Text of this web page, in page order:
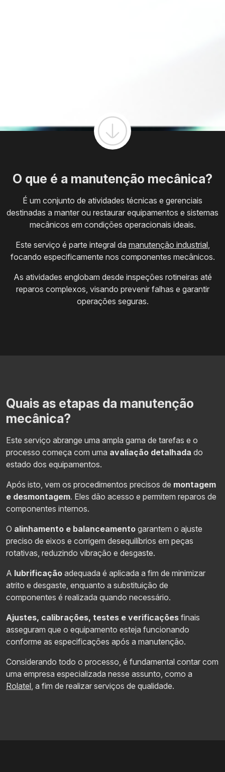
O que é a manutenção mecânica?
É um conjunto de atividades técnicas e gerenciais
destinadas a manter ou restaurar equipamentos e sistemas
mecânicos em condições operacionais ideais.
Este serviço é parte integral da manutenção industrial,
focando especificamente nos componentes mecânicos.
As atividades englobam desde inspeções rotineiras até
reparos complexos, visando prevenir falhas e garantir
operações seguras.
Quais as etapas da manutenção
mecânica?
Este serviço abrange uma ampla gama de tarefas e o
processo começa com uma avaliação detalhada do
estado dos equipamentos.
Após isto, vem os procedimentos precisos de montagem
e desmontagem. Eles dão acesso e permitem reparos de
componentes internos.
O alinhamento e balanceamento garantem o ajuste
preciso de eixos e corrigem desequilíbrios em peças
rotativas, reduzindo vibração e desgaste.
A lubrificação adequada é aplicada a fim de minimizar
atrito e desgaste, enquanto a substituição de
componentes é realizada quando necessário.
Ajustes, calibrações, testes e verificações finais
asseguram que o equipamento esteja funcionando
conforme as especificações após a manutenção.
Considerando todo o processo, é fundamental contar com
uma empresa especializada nesse assunto, como a
Rolatel, a fim de realizar serviços de qualidade.